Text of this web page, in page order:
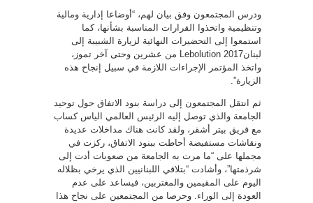
ودرس المجتمعون وفق بيان لهم، “أوضاعا إدارية ومالية
وتنظيمية واتخذوا القرارات المناسبة بشأنها، كما
استمعوا إلى التحضيرات النهائية لزيارة الشبيبة إلى
لبنانLebolution 2017 من عشرين وحتى آخر تموز،
واتخذ المؤتمر الإجراءات اللازمة في سبيل إنجاح هذه
الزيارة”.
ثم انتقل المجتمعون إلى دراسة بنود الاتفاق حول توحيد
الجامعة والذي توصل إليه الرئيس العالمي الياس كساب
مع فريق بيتر أشقر، ولقد كانت هناك مداخلات عديدة
ونقاشات مستفيضة أحاطت ببنود الاتفاق، ركزت في
مجملها على “ما مرت به الجامعة من صعوبات أدت إلى
شرذمتها”، وأشادت “بتلاقي اللبنانيين الذي يرخي بظلاله
اليوم على المقيمين والمغتربين، فيساعد على عدم
العودة إلى الوراء. وحرصا من المجتمعين على نجاح هذا